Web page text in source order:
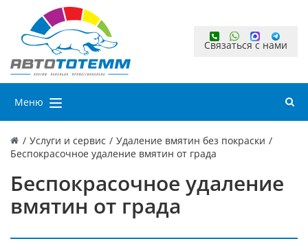
Связаться с нами
Меню
/ Услуги и сервис / Удаление вмятин без покраски /
Беспокрасочное удаление вмятин от града
Беспокрасочное удаление
вмятин от града